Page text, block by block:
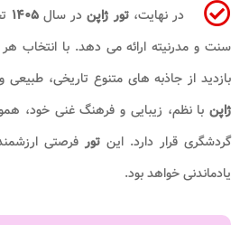
در نهایت،تور ژاپن در سال۱۴۰۵
سنت و مدرنیته ارائه می‌ دهد. با انتخاب
بازدید از جاذبه‌ های متنوع تاریخی،
ژاپن با نظم، زیبایی و فرهنگ غنی خود،
گردشگری قرار دارد. این تورفرصتی
یادماندنی خواهد بود.